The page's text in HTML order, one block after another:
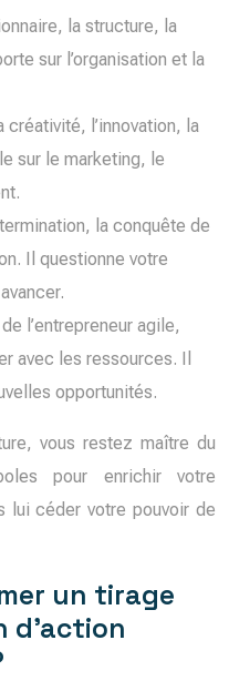
la structure, la
sur l’organisation et la
créativité, l’innovation, la
sur le marketing, le
la conquête de
Il questionne votre
l’entrepreneur agile,
avec les ressources. Il
opportunités.
vous restez maître du
pour enrichir votre
lui céder votre pouvoir de
un tirage
d’action